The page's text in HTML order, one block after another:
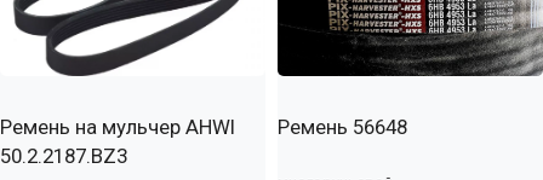
Ремень на мульчер AHWI
50.2.2187.BZ3
Ремень 56648